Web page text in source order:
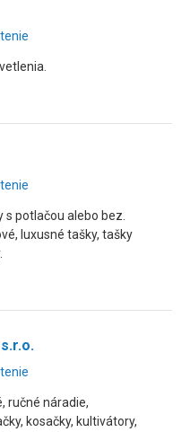
s potlačou alebo bez.
luxusné tašky, tašky
ručné náradie,
kosačky, kultivátory,